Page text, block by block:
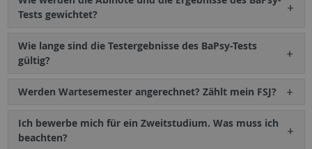
Tests gewichtet?
Wie lange sind die Testergebnisse des BaPsy-Tests
gültig?
Werden Wartesemester angerechnet? Zählt mein FSJ?
Ich bewerbe mich für ein Zweitstudium. Was muss ich
beachten?